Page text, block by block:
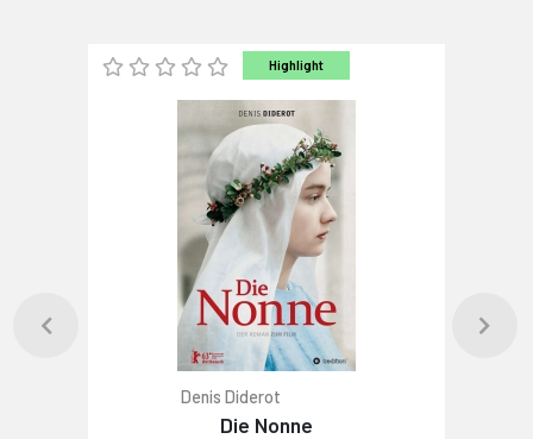
Highlight
Denis Diderot
Die Nonne